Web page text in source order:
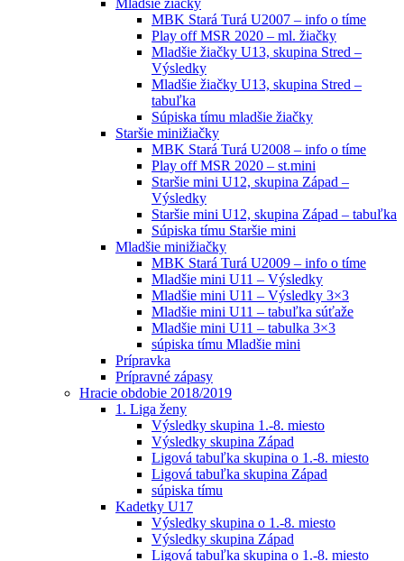
MBK Stará Turá U2007 – info o tíme
Play off MSR 2020 – ml. žiačky
Mladšie žiačky U13, skupina Stred –
Výsledky
Mladšie žiačky U13, skupina Stred –
tabuľka
Súpiska tímu mladšie žiačky
Staršie minižiačky
MBK Stará Turá U2008 – info o tíme
Play off MSR 2020 – st.mini
Staršie mini U12, skupina Západ –
Výsledky
Staršie mini U12, skupina Západ – tabuľka
Súpiska tímu Staršie mini
Mladšie minižiačky
MBK Stará Turá U2009 – info o tíme
Mladšie mini U11 – Výsledky
Mladšie mini U11 – Výsledky 3×3
Mladšie mini U11 – tabuľka súťaže
Mladšie mini U11 – tabulka 3×3
súpiska tímu Mladšie mini
Prípravka
Prípravné zápasy
Hracie obdobie 2018/2019
1. Liga ženy
Výsledky skupina 1.-8. miesto
Výsledky skupina Západ
Ligová tabuľka skupina o 1.-8. miesto
Ligová tabuľka skupina Západ
súpiska tímu
Kadetky U17
Výsledky skupina o 1.-8. miesto
Výsledky skupina Západ
Ligová tabuľka skupina o 1.-8. miesto